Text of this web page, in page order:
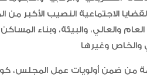
الاجتماعية النصيب الأكبر
والعالي، والبيئة، وبناء
من ضمن أولويات عمل المجلس،